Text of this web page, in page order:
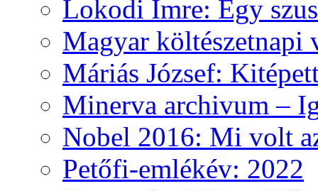
Lokodi Imre: Egy
Magyar költészetnapi
Máriás József:
Minerva archivum –
Nobel 2016: Mi volt
Petőfi-emlékév: 2022